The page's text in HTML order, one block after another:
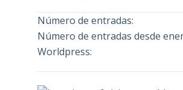
Número de entradas:
Número de entradas desde
Worldpress: